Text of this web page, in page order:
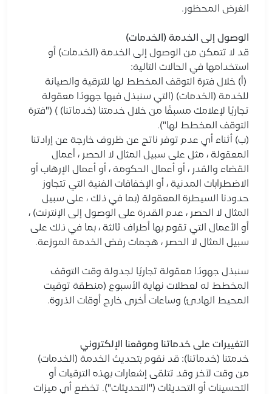
الغرض المحظور.
الوصول إلى الخدمة (الخدمات)
قد لا تتمكن من الوصول إلى الخدمة (الخدمات) أو
استخدامها في الحالات التالية:
(أ) خلال فترة التوقف المخطط لها للترقية والصيانة
للخدمة (الخدمات) (التي سنبذل فيها جهودًا معقولة
تجاريًا لإعلامك مسبقًا من خلال خدمتنا (خدماتنا) ) ("فترة
التوقف المخطط لها").
(ب) أثناء أي عدم توفر ناتج عن ظروف خارجة عن إرادتنا
المعقولة ، مثل على سبيل المثال لا الحصر ، أعمال
القضاء والقدر ، أو أعمال الحكومة ، أو أعمال الإرهاب أو
الاضطرابات المدنية ، أو الإخفاقات الفنية التي تتجاوز
حدودنا السيطرة المعقولة (بما في ذلك ، على سبيل
المثال لا الحصر ، عدم القدرة على الوصول إلى الإنترنت) ،
أو الأعمال التي تقوم بها أطراف ثالثة ، بما في ذلك على
سبيل المثال لا الحصر ، هجمات رفض الخدمة الموزعة.
سنبذل جهودًا معقولة تجاريًا لجدولة وقت التوقف
المخطط له لعطلات نهاية الأسبوع (منطقة توقيت
المحيط الهادئ) وساعات أخرى خارج أوقات الذروة.
التغييرات على خدماتنا وموقعنا الإلكتروني
خدمتنا (خدماتنا): قد نقوم بتحديث الخدمة (الخدمات)
من وقت لآخر وقد تتلقى إشعارات بهذه الترقيات أو
التحسينات أو التحديثات ("التحديثات"). تخضع أي ميزات